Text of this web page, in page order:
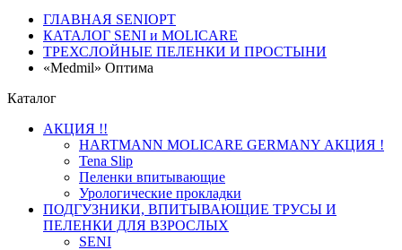
ГЛАВНАЯ SENIOPT
КАТАЛОГ SENI и MOLICARE
ТРЕХСЛОЙНЫЕ ПЕЛЕНКИ И ПРОСТЫНИ
«Medmil» Оптима
Каталог
АКЦИЯ !!
HARTMANN MOLICARE GERMANY АКЦИЯ !
Tena Slip
Пеленки впитывающие
Урологические прокладки
ПОДГУЗНИКИ, ВПИТЫВАЮЩИЕ ТРУСЫ И
ПЕЛЕНКИ ДЛЯ ВЗРОСЛЫХ
SENI